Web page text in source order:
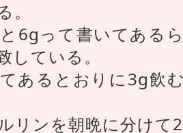
6gって書いてある
している。
あるとおりに3g飲
リンを朝晩に分けて